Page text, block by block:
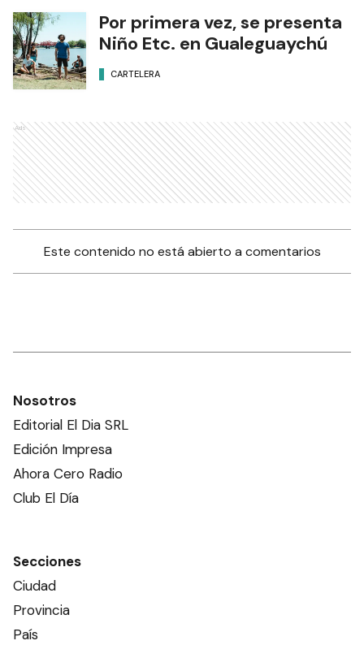
Por primera vez, se presenta
Niño Etc. en Gualeguaychú
CARTELERA
Ads
Este contenido no está abierto a comentarios
Nosotros
Editorial El Dia SRL
Edición Impresa
Ahora Cero Radio
Club El Día
Secciones
Ciudad
Provincia
País